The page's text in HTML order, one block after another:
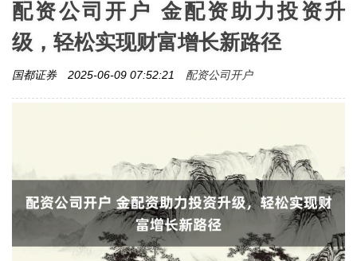
配资公司开户 金配资助力投资升
级，轻松实现财富增长新路径
国都证券 2025-06-09 07:52:21 配资公司开户